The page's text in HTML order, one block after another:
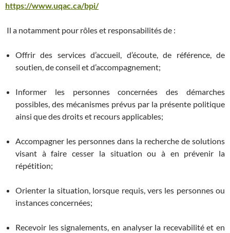
https://www.uqac.ca/bpi/
Il a notamment pour rôles et responsabilités de :
Offrir des services d’accueil, d’écoute, de référence, de
soutien, de conseil et d’accompagnement;
Informer les personnes concernées des démarches
possibles, des mécanismes prévus par la présente politique
ainsi que des droits et recours applicables;
Accompagner les personnes dans la recherche de solutions
visant à faire cesser la situation ou à en prévenir la
répétition;
Orienter la situation, lorsque requis, vers les personnes ou
instances concernées;
Recevoir les signalements, en analyser la recevabilité et en